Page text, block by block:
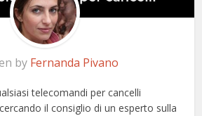
by Fernanda Pivano
telecomandi per cancelli
il consiglio di un esperto sulla